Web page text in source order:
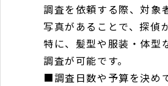
調査を依頼する際、対象
写真があることで、探偵
特に、髪型や服装・体型
調査が可能です。
■調査日数や予算を決め